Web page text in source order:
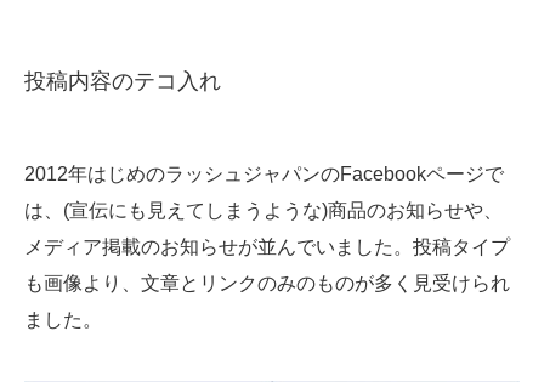
投稿内容のテコ入れ
2012年はじめのラッシュジャパンのFacebookページで
は、(宣伝にも見えてしまうような)商品のお知らせや、
メディア掲載のお知らせが並んでいました。投稿タイプ
も画像より、文章とリンクのみのものが多く見受けられ
ました。